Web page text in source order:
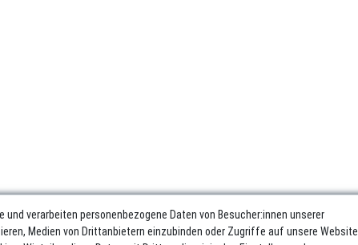
verarbeiten personenbezogene Daten von Besucher:innen unserer
Medien von Drittanbietern einzubinden oder Zugriffe auf unsere Website